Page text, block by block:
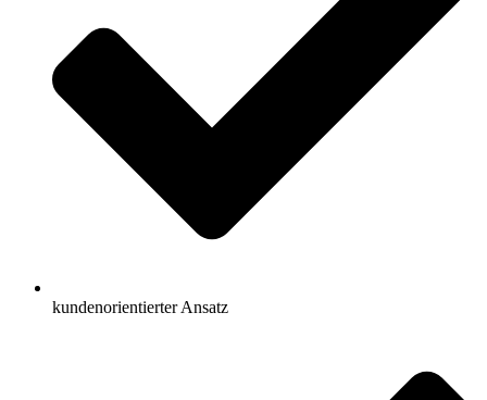
kundenorientierter Ansatz